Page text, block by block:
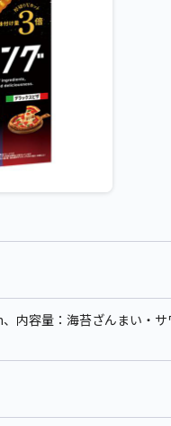
内容量：海苔ざんまい・サ